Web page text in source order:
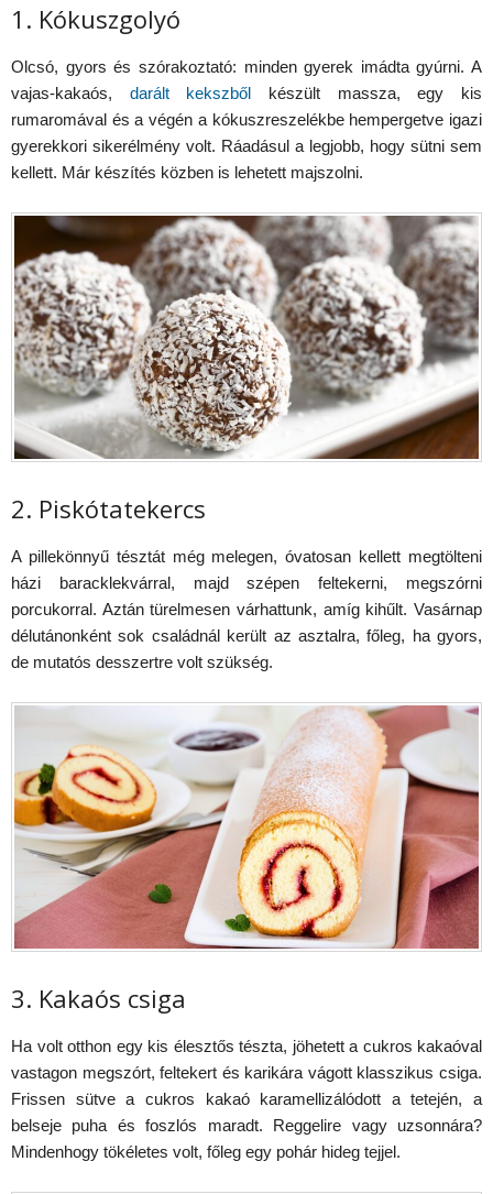
1. Kókuszgolyó
Olcsó, gyors és szórakoztató: minden gyerek imádta gyúrni. A
vajas-kakaós, darált kekszből készült massza, egy kis
rumaromával és a végén a kókuszreszelékbe hempergetve igazi
gyerekkori sikerélmény volt. Ráadásul a legjobb, hogy sütni sem
kellett. Már készítés közben is lehetett majszolni.
2. Piskótatekercs
A pillekönnyű tésztát még melegen, óvatosan kellett megtölteni
házi baracklekvárral, majd szépen feltekerni, megszórni
porcukorral. Aztán türelmesen várhattunk, amíg kihűlt. Vasárnap
délutánonként sok családnál került az asztalra, főleg, ha gyors,
de mutatós desszertre volt szükség.
3. Kakaós csiga
Ha volt otthon egy kis élesztős tészta, jöhetett a cukros kakaóval
vastagon megszórt, feltekert és karikára vágott klasszikus csiga.
Frissen sütve a cukros kakaó karamellizálódott a tetején, a
belseje puha és foszlós maradt. Reggelire vagy uzsonnára?
Mindenhogy tökéletes volt, főleg egy pohár hideg tejjel.